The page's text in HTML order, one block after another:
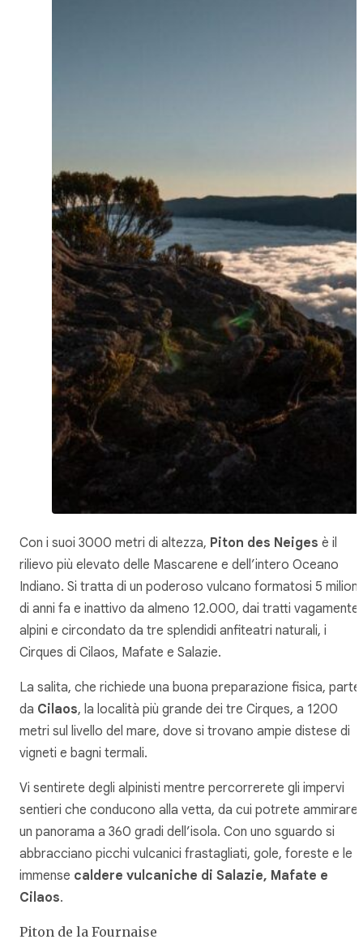
Con i suoi 3000 metri di altezza, Piton des Neiges è il
rilievo più elevato delle Mascarene e dell’intero Oceano
Indiano. Si tratta di un poderoso vulcano formatosi 5 milioni
di anni fa e inattivo da almeno 12.000, dai tratti vagamente
alpini e circondato da tre splendidi anfiteatri naturali, i
Cirques di Cilaos, Mafate e Salazie.
La salita, che richiede una buona preparazione fisica, parte
da Cilaos, la località più grande dei tre Cirques, a 1200
metri sul livello del mare, dove si trovano ampie distese di
vigneti e bagni termali.
Vi sentirete degli alpinisti mentre percorrerete gli impervi
sentieri che conducono alla vetta, da cui potrete ammirare
un panorama a 360 gradi dell’isola. Con uno sguardo si
abbracciano picchi vulcanici frastagliati, gole, foreste e le
immense caldere vulcaniche di Salazie, Mafate e
Cilaos.
Piton de la Fournaise